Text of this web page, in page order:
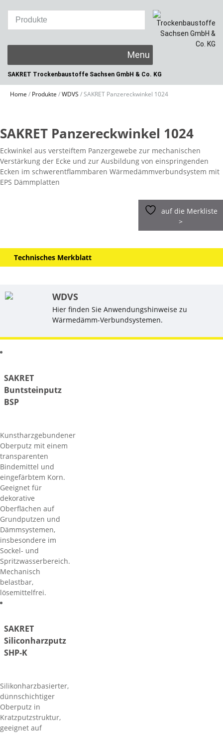
SAKRET Trockenbaustoffe Sachsen GmbH & Co. KG
content
Home / Produkte /WDVS /SAKRET Panzereckwinkel 1024
SAKRET Panzereckwinkel 1024
Eckwinkel aus versteiftem Panzergewebe zur mechanischen
Verstärkung der Ecke und zur Ausbildung von einspringenden
Ecken im schwerentflammbaren Wärmedämmverbundsystem mit
EPS Dämmplatten
auf die Merkliste
>
Technisches Merkblatt
WDVS
Hier finden Sie Anwendungshinweise zu
Wärmedämm-Verbundsystemen.
SAKRET
Buntsteinputz
BSP
Kunstharzgebundener
Oberputz mit einem
transparenten
Bindemittel und
eingefärbtem Korn.
Geeignet für
dekorative
Oberflächen auf
Grundputzen und
Dämmsystemen,
insbesondere im
Sockel- und
Spritzwasserbereich.
Mechanisch
belastbar,
lösemittelfrei.
SAKRET
Siliconharzputz
SHP-K
Silikonharzbasierter,
dünnschichtiger
Oberputz in
Kratzputzstruktur,
geeignet auf